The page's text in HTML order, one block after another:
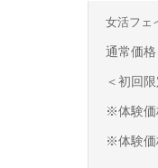
女活フ
通常価
＜初回
※体験価
※体験価